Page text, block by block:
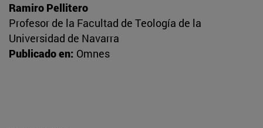
Ramiro Pellitero
Profesor de la Facultad de Teología de la
Universidad de Navarra
Publicado en: Omnes